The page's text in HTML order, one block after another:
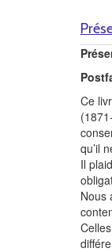
Ce
qu’il
Il
Nous